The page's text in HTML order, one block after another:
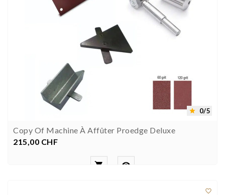
 0/5
Copy Of Machine À Affûter Proedge Deluxe
Prezzo
215,00 CHF
 
